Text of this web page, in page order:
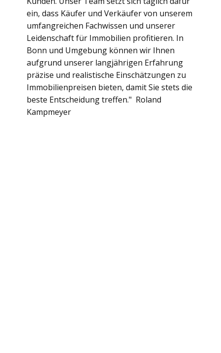
ein, dass Käufer und Verkäufer von unserem
umfangreichen Fachwissen und unserer
Leidenschaft für Immobilien profitieren. In
Bonn und Umgebung können wir Ihnen
aufgrund unserer langjährigen Erfahrung
präzise und realistische Einschätzungen zu
Immobilienpreisen bieten, damit Sie stets die
beste Entscheidung treffen." Roland
Kampmeyer